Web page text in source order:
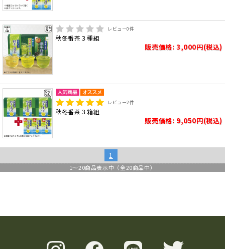
レビュー0件
秋冬番茶３種組
販売価格: 3,000円(税込)
レビュー2件
秋冬番茶３箱組
販売価格: 9,050円(税込)
1
1～20商品表示中（全20商品中）